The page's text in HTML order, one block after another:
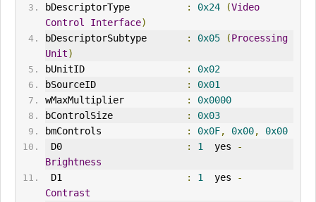
bDescriptorType
: 0x24 (Video
Control
Interface)
bDescriptorSubtype
: 0x05 (Processing
Unit)
bUnitID
:
0x02
bSourceID
:
0x01
wMaxMultiplier
:
0x0000
bControlSize
:
0x03
bmControls
: 0x0F, 0x00,
0x00
D0
: 1
  yes
-
Brightness
D1
: 1
  yes
-
Contrast